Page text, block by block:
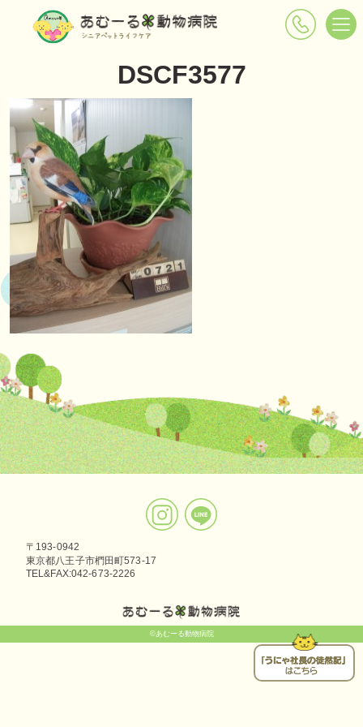
DSCF3577
〒193-0942
東京都八王子市椚田町573-17
TEL&FAX:042-673-2226
©あむーる動物病院